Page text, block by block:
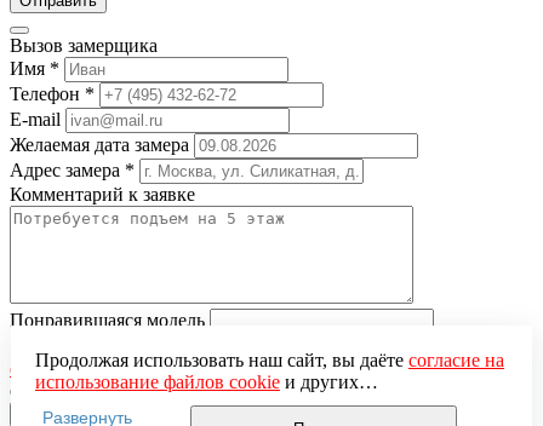
Вызов замерщика
Имя *
Телефон *
E-mail
Желаемая дата замера
Адрес замера *
Комментарий к заявке
Понравившаяся модель
обработку персональных данных и подтверждаете
ознакомление сПолитикой обработки персональных данных
Продолжая использовать наш сайт, вы даёте согласие на
использование файлов cookieи других
пользовательских данных (включая IP-адрес, сведения о
Развернуть